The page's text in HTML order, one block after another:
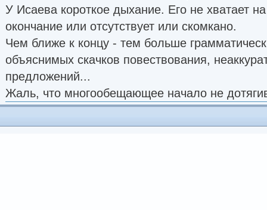
У Исаева короткое дыхание. Его не хватает
окончание или отсутствует или скомкано.
Чем ближе к концу - тем больше
объяснимых скачков повествования,
предложений...
Жаль, что многообещающее начало не